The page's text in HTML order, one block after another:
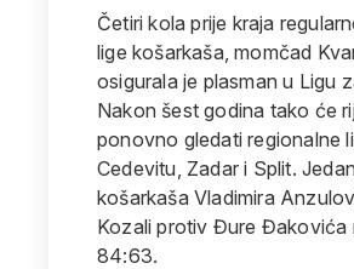
Četiri kola prije kraja
lige košarkaša, momčad
osigurala je plasman u Ligu
Nakon šest godina tako će
ponovno gledati regionalne
Cedevitu, Zadar i Split.
košarkaša Vladimira
Kozali protiv Đure Đakovića
84:63.